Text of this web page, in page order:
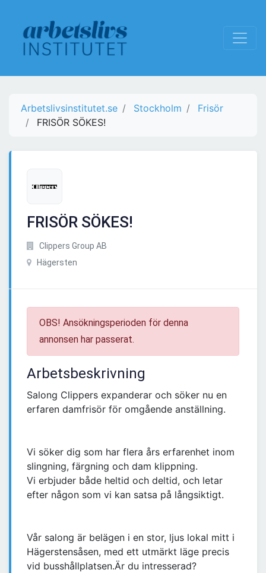
Arbetslivsinstitutet.se Stockholm
Frisör
FRISÖR SÖKES!
FRISÖR SÖKES!
Clippers Group AB
Hägersten
OBS! Ansökningsperioden för denna
annonsen har passerat.
Arbetsbeskrivning
Salong Clippers expanderar och söker nu en
erfaren damfrisör för omgående anställning.
Vi söker dig som har flera års erfarenhet inom
slingning, färgning och dam klippning.
Vi erbjuder både heltid och deltid, och letar
efter någon som vi kan satsa på långsiktigt.
Vår salong är belägen i en stor, ljus lokal mitt i
Hägerstensåsen, med ett utmärkt läge precis
vid busshållplatsen.Är du intresserad?